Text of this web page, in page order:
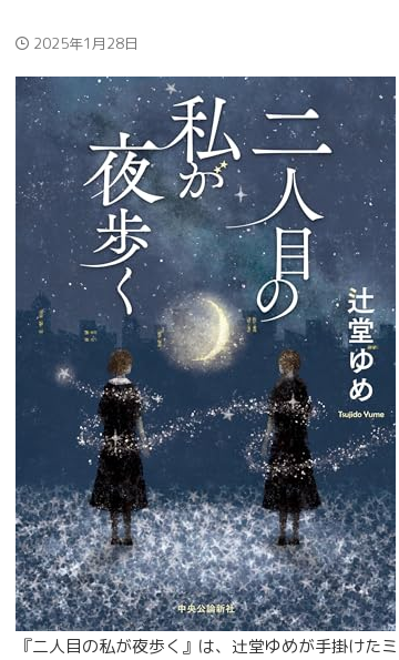
2025年1月28日
『二人目の私が夜歩く』は、辻堂ゆめが手掛けた